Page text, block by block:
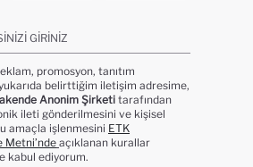
GIRINIZ
promosyon, tanıtım
belirttiğim iletişim adresime,
Anonim Şirketi tarafından
ileti gönderilmesini ve kişisel
amaçla işlenmesini ETK
Metni’nde açıklanan kurallar
kabul ediyorum.